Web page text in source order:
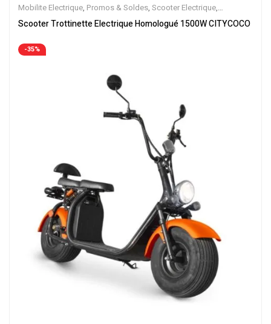
Mobilite Electrique, Promos & Soldes, Scooter Electrique,
Scooters,Trottinette Electrique
Scooter Trottinette Electrique Homologué 1500W CITYCOCO
-35%